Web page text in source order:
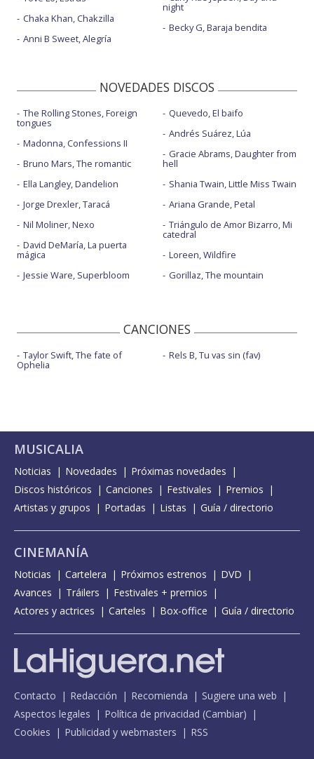
Chaka Khan, Chakzilla
Anni B Sweet, Alegría
night
Becky G, Baraja bendita
NOVEDADES DISCOS
The Rolling Stones, Foreign
tongues
Madonna, Confessions II
Bruno Mars, The romantic
Ella Langley, Dandelion
Jorge Drexler, Taracá
Nil Moliner, Nexo
David DeMaría, La puerta
mágica
Jessie Ware, Superbloom
Quevedo, El baifo
Andrés Suárez, Lúa
Gracie Abrams, Daughter from
hell
Shania Twain, Little Miss Twain
Ariana Grande, Petal
Triángulo de Amor Bizarro, Mi
catedral
Loreen, Wildfire
Gorillaz, The mountain
CANCIONES
Taylor Swift, The fate of
Ophelia
Rels B, Tu vas sin (fav)
MUSICALIA
Noticias Novedades
Próximas novedades
Discos históricos
Canciones Festivales
Premios
Artistas y grupos
Portadas Listas Guía / directorio
CINEMANÍA
Noticias Cartelera Próximos estrenos
DVD
Avances
Tráilers
Festivales + premios
Actores y actrices
Carteles Box-office Guía / directorio
Contacto Redacción Recomienda
Sugiere una web
Aspectos legales
Política de privacidad (Cambiar)
Cookies
Publicidad y webmasters RSS